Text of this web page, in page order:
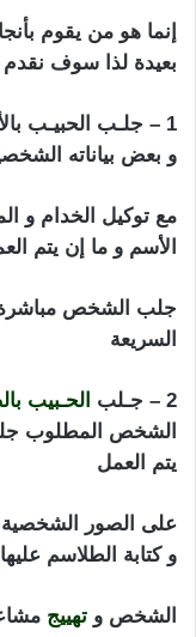
إنما هو من يقوم
بعيدة لذا سوف نقدم
1 – جلـب الحبيـب
و بعض بياناته
مع توكيل الخدام و
الأسم و ما إن يتم
جلب الشخص مباشرة
السريعة
2 – جـلب الحـبيب
الشخص المطلوب
يتم العمل
على الصور الشخصية
و كتابة الطلاسم
الشخص و تهييج